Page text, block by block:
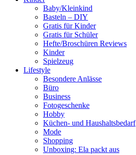
Baby/Kleinkind
Basteln – DIY
Gratis für Kinder
Gratis für Schüler
Hefte/Broschüren Reviews
Kinder
Spielzeug
Lifestyle
Besondere Anlässe
Büro
Business
Fotogeschenke
Hobby
Küchen- und Haushaltsbedarf
Mode
Shopping
Unboxing: Ela packt aus